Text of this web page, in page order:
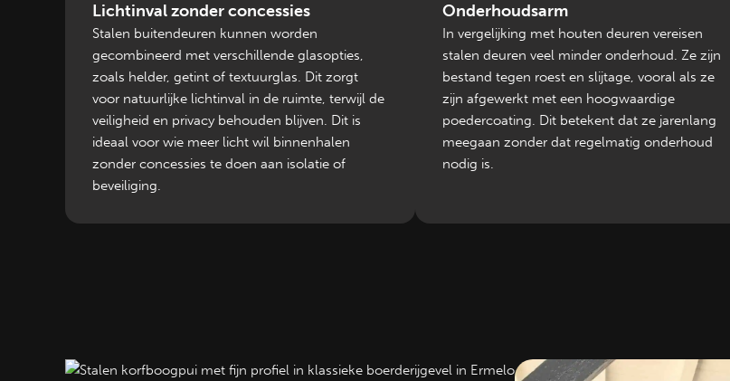
Lichtinval zonder concessies
Stalen buitendeuren kunnen worden
gecombineerd met verschillende glasopties,
zoals helder, getint of textuurglas. Dit zorgt
voor natuurlijke lichtinval in de ruimte, terwijl de
veiligheid en privacy behouden blijven. Dit is
ideaal voor wie meer licht wil binnenhalen
zonder concessies te doen aan isolatie of
beveiliging.
Onderhoudsarm
In vergelijking met houten deuren vereisen
stalen deuren veel minder onderhoud. Ze zijn
bestand tegen roest en slijtage, vooral als ze
zijn afgewerkt met een hoogwaardige
poedercoating. Dit betekent dat ze jarenlang
meegaan zonder dat regelmatig onderhoud
nodig is.